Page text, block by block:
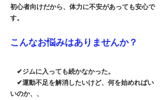
​初心者向けだから、体力に不安があっても安心で
す。
こんなお悩みはありませんか？
✔ジムに入っても続かなかった。
✔運動不足を解消したいけど、何を始めればい
いのか、、